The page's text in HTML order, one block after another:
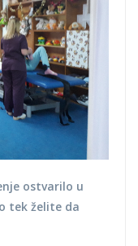
ostvarilo u
tek želite da